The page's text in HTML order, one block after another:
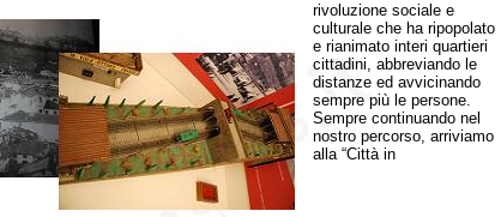
rivoluzione sociale e
culturale che ha ripopolato
e rianimato interi quartieri
cittadini, abbreviando le
distanze ed avvicinando
sempre più le persone.
Sempre continuando nel
nostro percorso, arriviamo
alla “Città in